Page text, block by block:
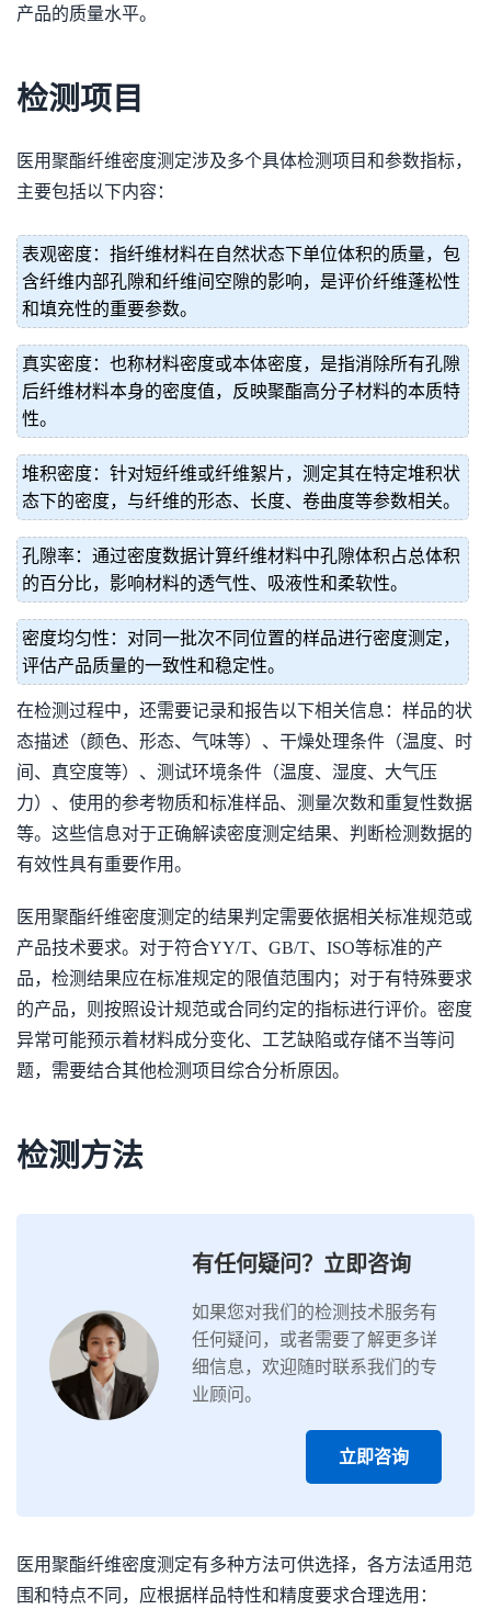
产品的质量水平。
检测项目
医用聚酯纤维密度测定涉及多个具体检测项目和参数指标，
主要包括以下内容：
表观密度：指纤维材料在自然状态下单位体积的质量，包
含纤维内部孔隙和纤维间空隙的影响，是评价纤维蓬松性
和填充性的重要参数。
真实密度：也称材料密度或本体密度，是指消除所有孔隙
后纤维材料本身的密度值，反映聚酯高分子材料的本质特
性。
堆积密度：针对短纤维或纤维絮片，测定其在特定堆积状
态下的密度，与纤维的形态、长度、卷曲度等参数相关。
孔隙率：通过密度数据计算纤维材料中孔隙体积占总体积
的百分比，影响材料的透气性、吸液性和柔软性。
密度均匀性：对同一批次不同位置的样品进行密度测定，
评估产品质量的一致性和稳定性。
在检测过程中，还需要记录和报告以下相关信息：样品的状
态描述（颜色、形态、气味等）、干燥处理条件（温度、时
间、真空度等）、测试环境条件（温度、湿度、大气压
力）、使用的参考物质和标准样品、测量次数和重复性数据
等。这些信息对于正确解读密度测定结果、判断检测数据的
有效性具有重要作用。
医用聚酯纤维密度测定的结果判定需要依据相关标准规范或
产品技术要求。对于符合YY/T、GB/T、ISO等标准的产
品，检测结果应在标准规定的限值范围内；对于有特殊要求
的产品，则按照设计规范或合同约定的指标进行评价。密度
异常可能预示着材料成分变化、工艺缺陷或存储不当等问
题，需要结合其他检测项目综合分析原因。
检测方法
有任何疑问？立即咨询
如果您对我们的检测技术服务有
任何疑问，或者需要了解更多详
细信息，欢迎随时联系我们的专
业顾问。
立即咨询
医用聚酯纤维密度测定有多种方法可供选择，各方法适用范
围和特点不同，应根据样品特性和精度要求合理选用：